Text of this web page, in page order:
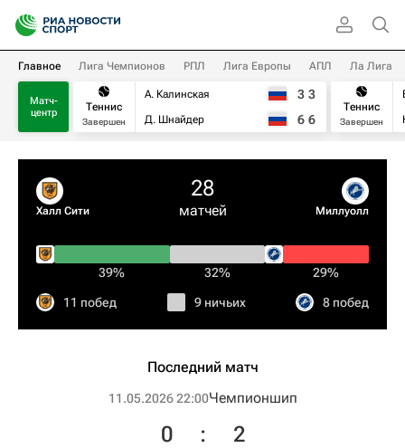
Главное Лига Чемпионов РПЛ Лига Европы АПЛ Ла Лига
Матч-
центр
Теннис
Завершен
А. Калинская
Д. Шнайдер
3 3
6 6
Теннис
Завершен
Халл Сити
28
матчей Миллуолл
39% 32% 29%
11 побед 9 ничьих 8 побед
Последний матч
11.05.2026 22:00Чемпионшип
0 : 2